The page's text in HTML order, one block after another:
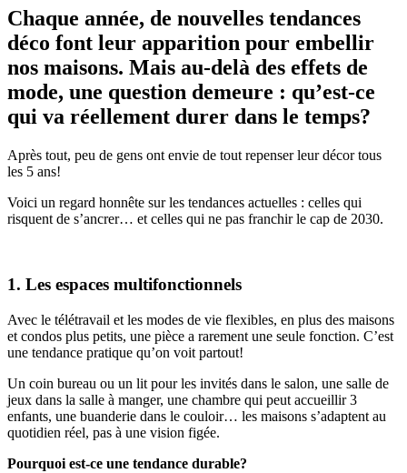
Chaque année, de nouvelles tendances
déco font leur apparition pour embellir
nos maisons. Mais au-delà des effets de
mode, une question demeure : qu’est-ce
qui va réellement durer dans le temps?
Après tout, peu de gens ont envie de tout repenser leur décor tous
les 5 ans!
Voici un regard honnête sur les tendances actuelles : celles qui
risquent de s’ancrer… et celles qui ne pas franchir le cap de 2030.
1. Les espaces multifonctionnels
Avec le télétravail et les modes de vie flexibles, en plus des maisons
et condos plus petits, une pièce a rarement une seule fonction. C’est
une tendance pratique qu’on voit partout!
Un coin bureau ou un lit pour les invités dans le salon, une salle de
jeux dans la salle à manger, une chambre qui peut accueillir 3
enfants, une buanderie dans le couloir… les maisons s’adaptent au
quotidien réel, pas à une vision figée.
Pourquoi est-ce une tendance durable?